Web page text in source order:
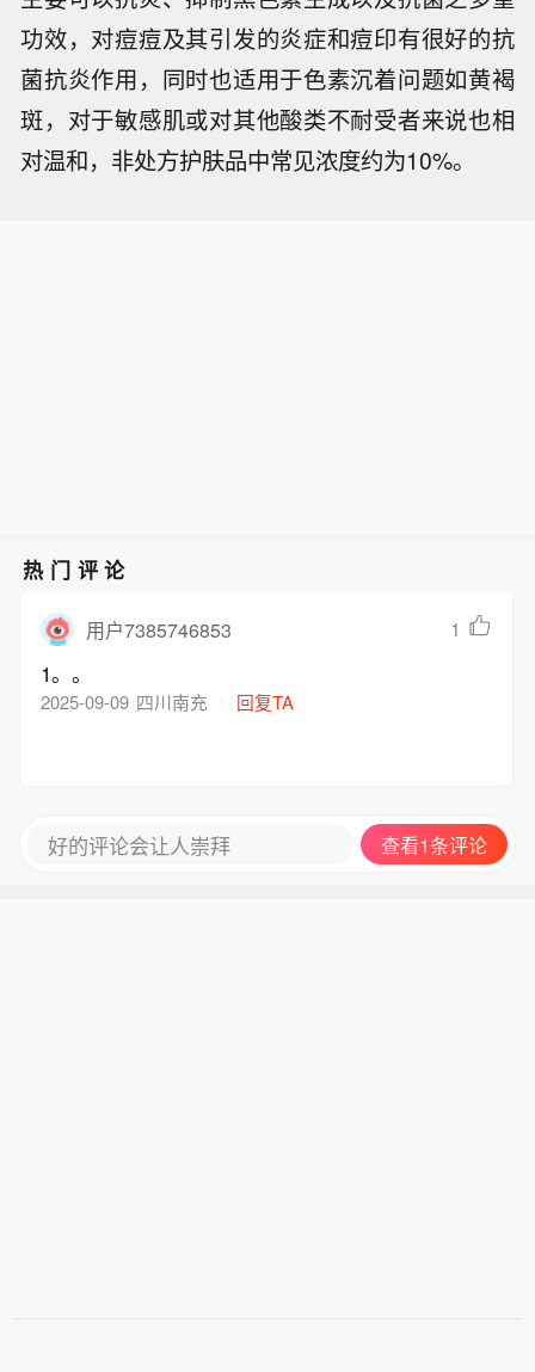
功效，对痘痘及其引发的炎症和痘印有很好的抗
菌抗炎作用，同时也适用于色素沉着问题如黄褐
斑，对于敏感肌或对其他酸类不耐受者来说也相
对温和，非处方护肤品中常见浓度约为10%。
热门评论
用户7385746853 1
1。。
2025-09-09 四川南充 回复TA
好的评论会让人崇拜 查看1条评论